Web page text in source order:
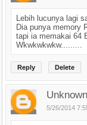
Lebih lucunya lagi
Dia punya memory
tapi ia memakai 64
Wkwkwkwkw.........
Reply Delete
Unknown
5/26/2014